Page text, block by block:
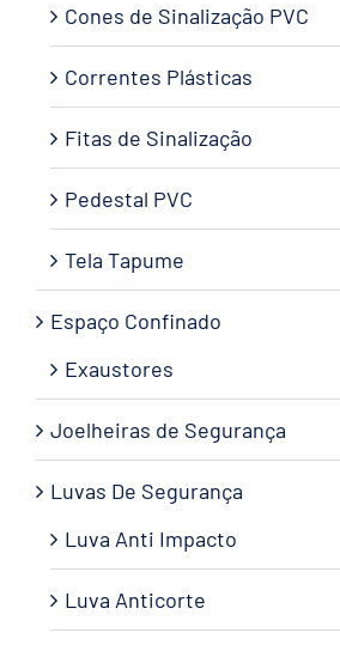
Cones de Sinalização PVC
Correntes Plásticas
Fitas de Sinalização
Pedestal PVC
Tela Tapume
Espaço Confinado
Exaustores
Joelheiras de Segurança
Luvas De Segurança
Luva Anti Impacto
Luva Anticorte